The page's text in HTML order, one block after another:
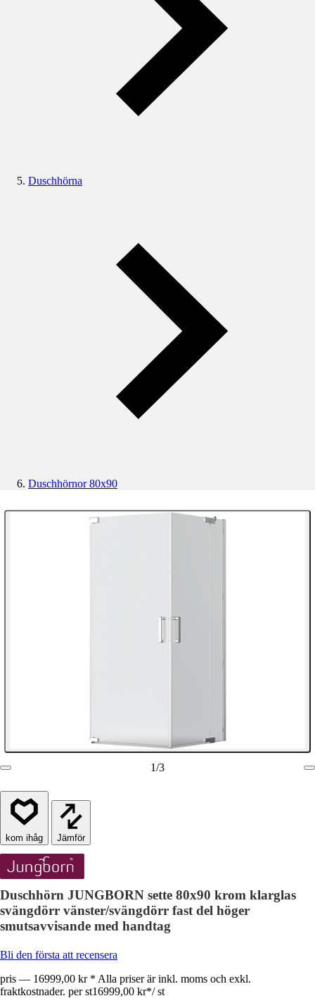
Duschhörna
Duschhörnor 80x90
1/3
Jämför
Duschhörn JUNGBORN sette 80x90 krom klarglas
svängdörr vänster/svängdörr fast del höger
smutsavvisande med handtag
Bli den första att recensera
pris — 16999,00 kr * Alla priser är inkl. moms och exkl.
fraktkostnader. per st16999,00 kr*/ st